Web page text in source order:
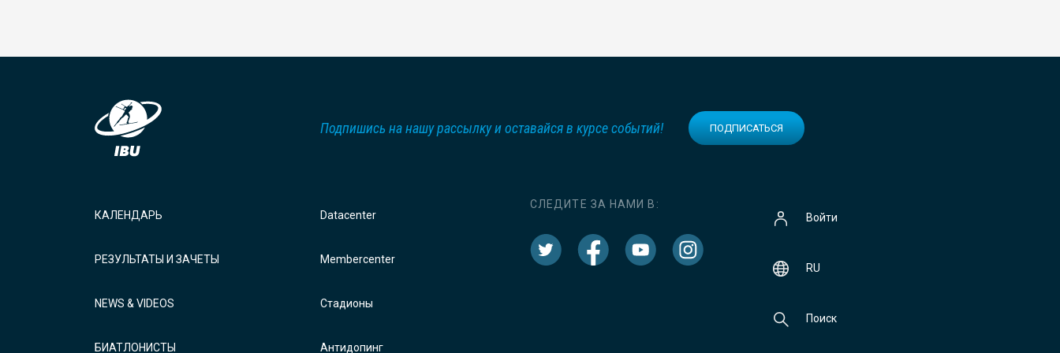
Подпишись на нашу рассылку и оставайся в курсе событий! ПОДПИСАТЬСЯ
КАЛЕНДАРЬ
РЕЗУЛЬТАТЫ И ЗАЧЕТЫ
NEWS & VIDEOS
БИАТЛОНИСТЫ
Datacenter
Membercenter
Стадионы
Антидопинг
СЛЕДИТЕ ЗА НАМИ В:
Войти
RU
Поиск